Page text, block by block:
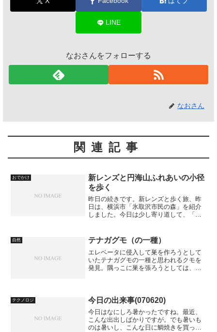
LINE
なおさんをフォローする
なおさん
関連記事
おでかけ
新レンズと円海山ふれあいの小径
を歩く
昨日の続きです。新レンズと歩く旅、昨
日は、横浜市「氷取沢市民の森」を紹介
しました。今日は少し寄り道して、「峯
で、「円海山ふれあいの小径」なるもの
の存在を知りました。「氷...
自然 テナガグモ（の一種）
エレベータに侵入して巣を作ろうとして
いたテナガグモの一種と思われるクモを
発見。隅っこに巣を張ろうとしては、エ
勝手にテナガグモの一種...
テクノロジ 今日の出来事(070620)
今日はなにしろ暑かったですね。最近、
こんな出出しばかりですが。でも暑いも
のは暑いし、こんな日に鯛焼きを買って